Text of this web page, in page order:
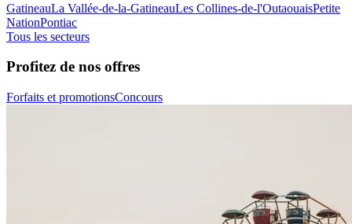
GatineauLa Vallée-de-la-GatineauLes Collines-de-l'OutaouaisPetite
NationPontiac
Tous les secteurs
Profitez de nos offres
Forfaits et promotionsConcours